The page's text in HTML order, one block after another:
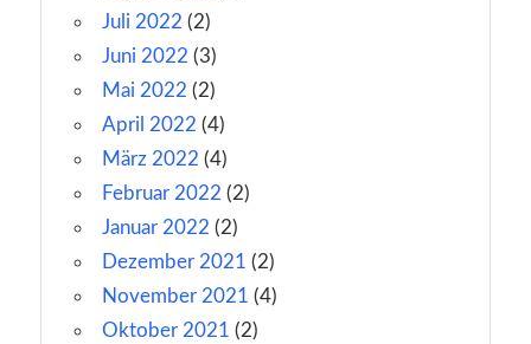
Juli 2022 (2)
Juni 2022 (3)
Mai 2022 (2)
April 2022 (4)
März 2022 (4)
Februar 2022 (2)
Januar 2022 (2)
Dezember 2021 (2)
November 2021 (4)
Oktober 2021 (2)